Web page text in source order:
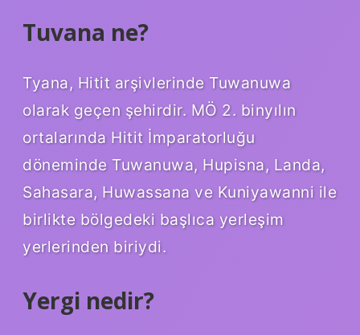
Tuvana ne?
Tyana, Hitit arşivlerinde Tuwanuwa
olarak geçen şehirdir. MÖ 2. binyılın
ortalarında Hitit İmparatorluğu
döneminde Tuwanuwa, Hupisna, Landa,
Sahasara, Huwassana ve Kuniyawanni ile
birlikte bölgedeki başlıca yerleşim
yerlerinden biriydi.
Yergi nedir?